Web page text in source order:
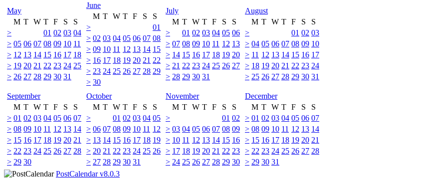
May
M T W T F S
S
>
01 02 03 04
> 05 06 07 08 09 10 11
> 12 13 14 15 16 17 18
> 19 20 21 22 23 24 25
> 26 27 28 29 30 31
June
M T W T F S
S
>
01
> 02 03 04 05 06 07 08
> 09 10 11 12 13 14 15
> 16 17 18 19 20 21 22
> 23 24 25 26 27 28 29
> 30
July
M T W T F S
S
>
01 02 03 04 05 06
> 07 08 09 10 11 12 13
> 14 15 16 17 18 19 20
> 21 22 23 24 25 26 27
> 28 29 30 31
August
M T W T F S
S
>
01 02 03
> 04 05 06 07 08 09 10
> 11 12 13 14 15 16 17
> 18 19 20 21 22 23 24
> 25 26 27 28 29 30 31
September
M T W T F S
S
> 01 02 03 04 05 06 07
> 08 09 10 11 12 13 14
> 15 16 17 18 19 20 21
> 22 23 24 25 26 27 28
> 29 30
October
M T W T F S
S
>
01 02 03 04 05
> 06 07 08 09 10 11 12
> 13 14 15 16 17 18 19
> 20 21 22 23 24 25 26
> 27 28 29 30 31
November
M T W T F S
S
>
01 02
> 03 04 05 06 07 08 09
> 10 11 12 13 14 15 16
> 17 18 19 20 21 22 23
> 24 25 26 27 28 29 30
December
M T W T F S
S
> 01 02 03 04 05 06 07
> 08 09 10 11 12 13 14
> 15 16 17 18 19 20 21
> 22 23 24 25 26 27 28
> 29 30 31
PostCalendar v8.0.3